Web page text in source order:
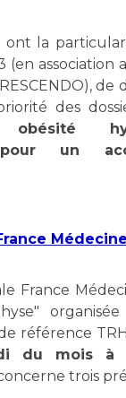
Nord
médicale
au
Maladies
Maladies
presse
ont la
(en association
des
obésité
un
France
référence
du mois à
trois